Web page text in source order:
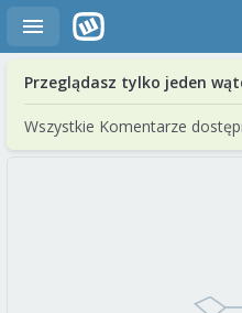
Przeglądasz tylko jeden
Wszystkie Komentarze